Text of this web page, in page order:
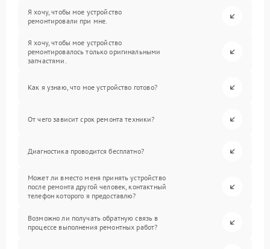
Я хочу, чтобы мое устройство
ремонтировали при мне.
Я хочу, чтобы мое устройство
ремонтировалось только оригинальными
запчастями.
Как я узнаю, что мое устройство готово?
От чего зависит срок ремонта техники?
Диагностика проводится бесплатно?
Может ли вместо меня принять устройство
после ремонта другой человек, контактный
телефон которого я предоставлю?
Возможно ли получать обратную связь в
процессе выполнения ремонтных работ?